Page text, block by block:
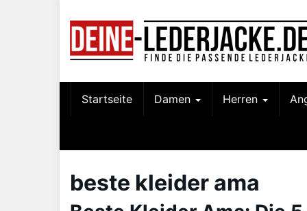
Startseite Damen Herren
beste kleider ama